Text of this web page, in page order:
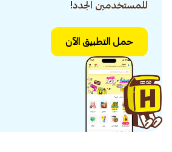
للمستخدمين الجدد!
حمل التطبيق الآن